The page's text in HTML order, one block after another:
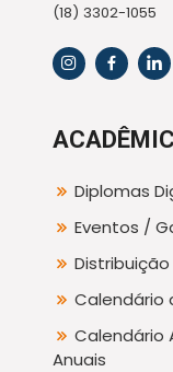
(18) 3302-1055
Diplomas
Eventos /
Distribuição
Calendário
Calendário
Anuais